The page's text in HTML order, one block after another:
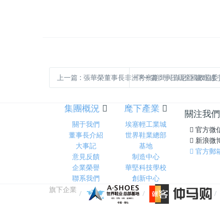
上一篇 : 張華榮董事長非洲考察期間與肯尼亞 盧旺
下一篇: 十三屆全國政協
集團概況
關于我們
董事長介紹
大事記
意見反饋
企業榮譽
聯系我們
麾下產業
埃塞輕工業城
世界鞋業總部
基地
制造中心
華堅科技學校
創新中心
關注我們
官方微
新浪微
官方郵
旗下企業